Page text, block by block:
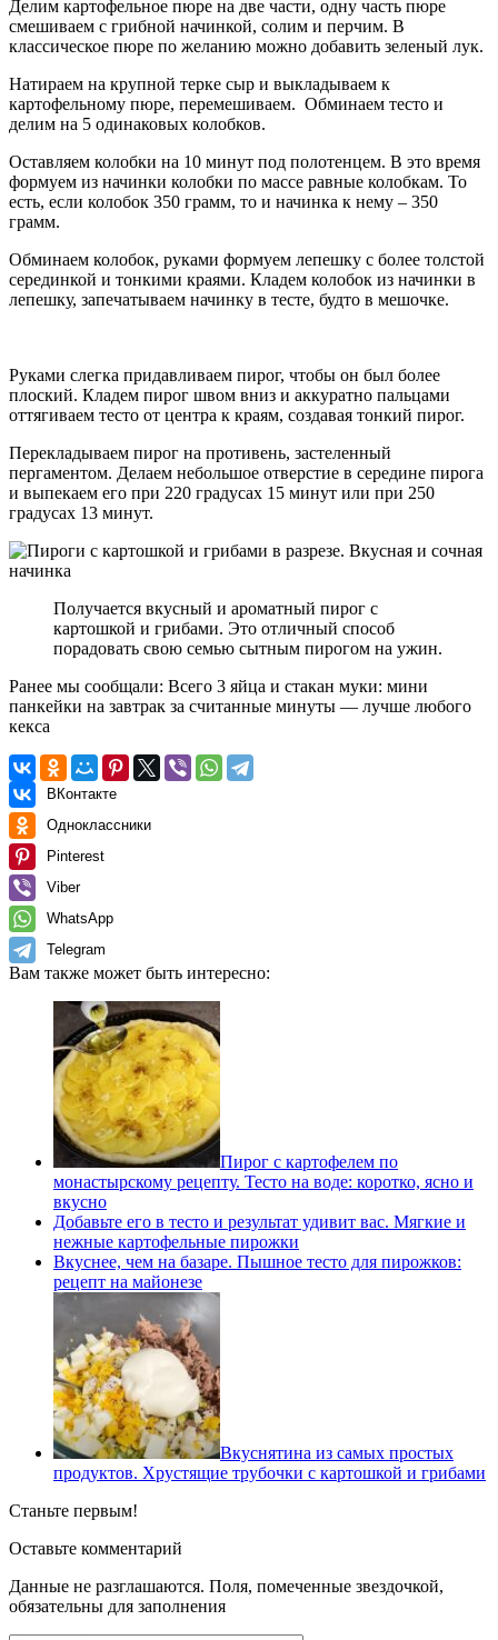
Делим картофельное пюре на две части, одну часть пюре
смешиваем с грибной начинкой, солим и перчим. В
классическое пюре по желанию можно добавить зеленый лук.
Натираем на крупной терке сыр и выкладываем к
картофельному пюре, перемешиваем. Обминаем тесто и
делим на 5 одинаковых колобков.
Оставляем колобки на 10 минут под полотенцем. В это время
формуем из начинки колобки по массе равные колобкам. То
есть, если колобок 350 грамм, то и начинка к нему – 350
грамм.
Обминаем колобок, руками формуем лепешку с более толстой
серединкой и тонкими краями. Кладем колобок из начинки в
лепешку, запечатываем начинку в тесте, будто в мешочке.
Руками слегка придавливаем пирог, чтобы он был более
плоский. Кладем пирог швом вниз и аккуратно пальцами
оттягиваем тесто от центра к краям, создавая тонкий пирог.
Перекладываем пирог на противень, застеленный
пергаментом. Делаем небольшое отверстие в середине пирога
и выпекаем его при 220 градусах 15 минут или при 250
градусах 13 минут.
Получается вкусный и ароматный пирог с
картошкой и грибами. Это отличный способ
порадовать свою семью сытным пирогом на ужин.
Ранее мы сообщали: Всего 3 яйца и стакан муки: мини
панкейки на завтрак за считанные минуты — лучше любого
кекса
ВКонтакте
Одноклассники
Pinterest
Viber
WhatsApp
Telegram
Вам также может быть интересно:
Пирог с картофелем по
монастырскому рецепту. Тесто на воде: коротко, ясно и
вкусно
Добавьте его в тесто и результат удивит вас. Мягкие и
нежные картофельные пирожки
Вкуснее, чем на базаре. Пышное тесто для пирожков:
рецепт на майонезе
Вкуснятина из самых простых
продуктов. Хрустящие трубочки с картошкой и грибами
Станьте первым!
Оставьте комментарий
Данные не разглашаются. Поля, помеченные звездочкой,
обязательны для заполнения